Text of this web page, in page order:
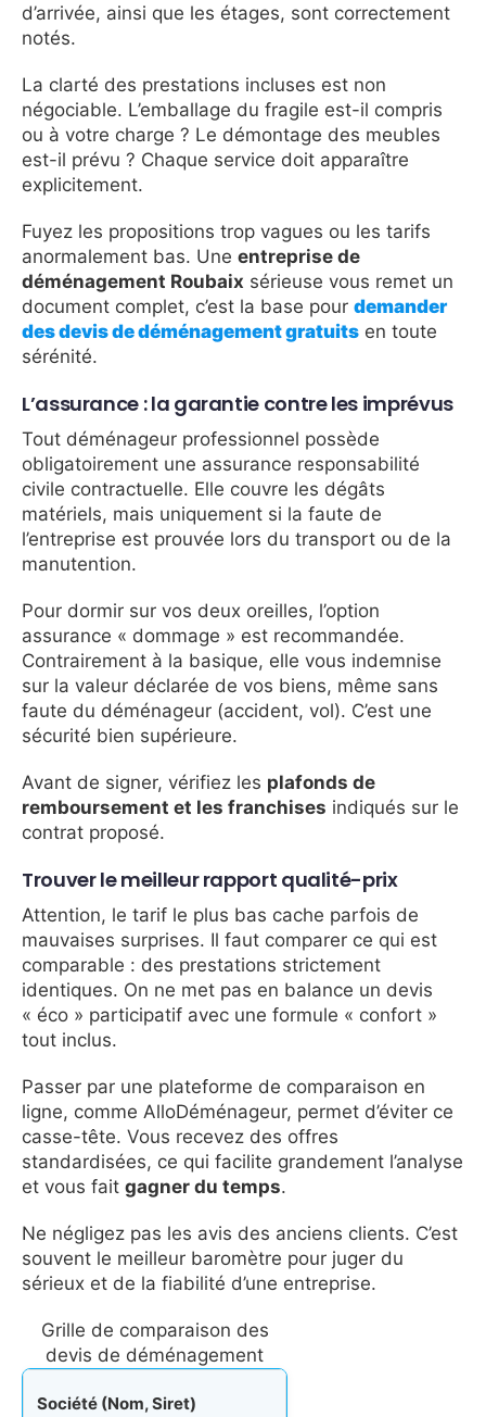
d’arrivée, ainsi que les étages, sont correctement
notés.
La clarté des prestations incluses est non
négociable. L’emballage du fragile est-il compris
ou à votre charge ? Le démontage des meubles
est-il prévu ? Chaque service doit apparaître
explicitement.
Fuyez les propositions trop vagues ou les tarifs
anormalement bas. Une entreprise de
déménagement Roubaix sérieuse vous remet un
document complet, c’est la base pour demander
des devis de déménagement gratuits en toute
sérénité.
L’assurance : la garantie contre les imprévus
Tout déménageur professionnel possède
obligatoirement une assurance responsabilité
civile contractuelle. Elle couvre les dégâts
matériels, mais uniquement si la faute de
l’entreprise est prouvée lors du transport ou de la
manutention.
Pour dormir sur vos deux oreilles, l’option
assurance « dommage » est recommandée.
Contrairement à la basique, elle vous indemnise
sur la valeur déclarée de vos biens, même sans
faute du déménageur (accident, vol). C’est une
sécurité bien supérieure.
Avant de signer, vérifiez les plafonds de
remboursement et les franchises indiqués sur le
contrat proposé.
Trouver le meilleur rapport qualité-prix
Attention, le tarif le plus bas cache parfois de
mauvaises surprises. Il faut comparer ce qui est
comparable : des prestations strictement
identiques. On ne met pas en balance un devis
« éco » participatif avec une formule « confort »
tout inclus.
Passer par une plateforme de comparaison en
ligne, comme AlloDéménageur, permet d’éviter ce
casse-tête. Vous recevez des offres
standardisées, ce qui facilite grandement l’analyse
et vous fait gagner du temps.
Ne négligez pas les avis des anciens clients. C’est
souvent le meilleur baromètre pour juger du
sérieux et de la fiabilité d’une entreprise.
Grille de comparaison des
devis de déménagement
Société (Nom, Siret)